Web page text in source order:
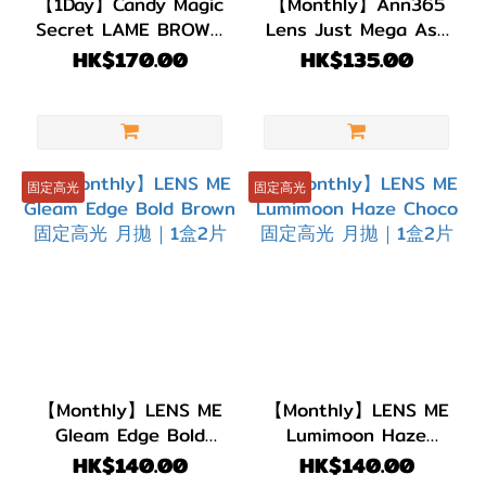
Secret LAME BROWN
每日即棄｜1盒20片
HK$170.00
Lens Just Mega Ash
Brown 月拋｜1盒2片
HK$135.00
固定高光
【Monthly】LENS ME
Gleam Edge Bold
Brown 固定高光 月拋
｜1盒2片
HK$140.00
固定高光
【Monthly】LENS ME
Lumimoon Haze
Choco 固定高光 月拋
｜1盒2片
HK$140.00